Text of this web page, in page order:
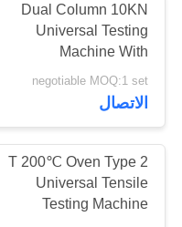
Dual Column 10KN
Universal Testing
Machine With
Extensometer
negotiable MOQ:1 set
الاتصال
2 T 200℃ Oven Type
Universal Tensile
Testing Machine